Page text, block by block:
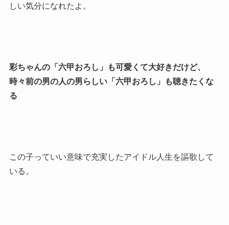
しい気分になれたよ。
彩ちゃんの「六甲おろし」も可愛くて大好きだけど、
時々前の男の人の男らしい「六甲おろし」も聴きたくな
る
この子っていい意味で充実したアイドル人生を謳歌して
いる。